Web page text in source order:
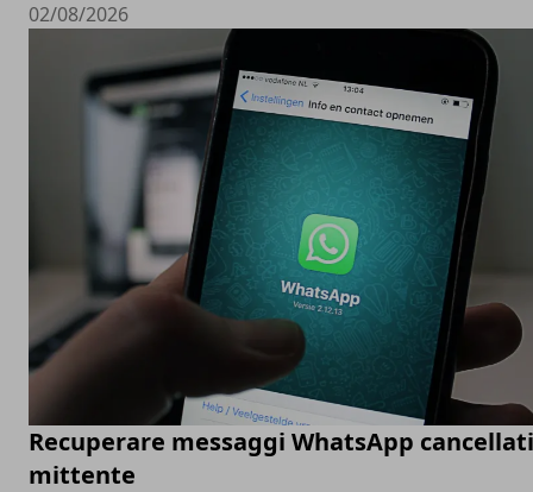
02/08/2026
Recuperare messaggi WhatsApp
mittente